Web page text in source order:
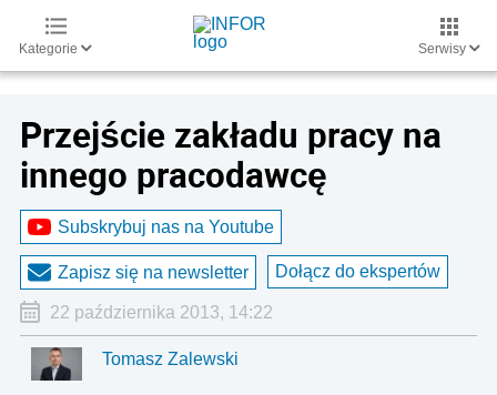
Kategorie Serwisy
Przejście zakładu pracy na
innego pracodawcę
Subskrybuj nas na Youtube
Zapisz się na newsletter Dołącz do ekspertów
22 października 2013, 14:22
Tomasz Zalewski